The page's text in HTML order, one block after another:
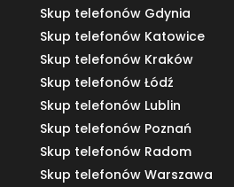
Skup telefonów Gdynia
Skup telefonów Katowice
Skup telefonów Kraków
Skup telefonów Łódź
Skup telefonów Lublin
Skup telefonów Poznań
Skup telefonów Radom
Skup telefonów Warszawa